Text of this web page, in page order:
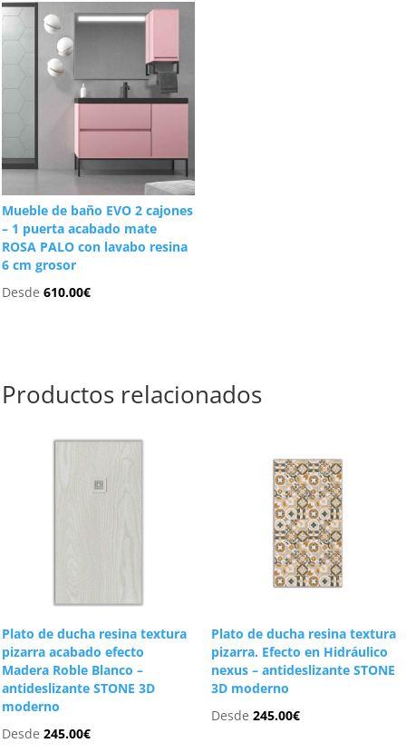
Mueble de baño EVO 2 cajones
– 1 puerta acabado mate
ROSA PALO con lavabo resina
6 cm grosor
Desde610.00€
Productos relacionados
Plato de ducha resina textura
pizarra acabado efecto
Madera Roble Blanco –
antideslizante STONE 3D
moderno
Desde245.00€
Plato de ducha resina textura
pizarra. Efecto en Hidráulico
nexus – antideslizante STONE
3D moderno
Desde 245.00€